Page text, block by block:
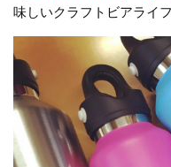
味しいクラフトビアライフ